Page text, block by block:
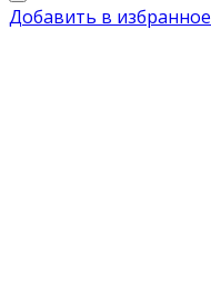
Добавить в избранное